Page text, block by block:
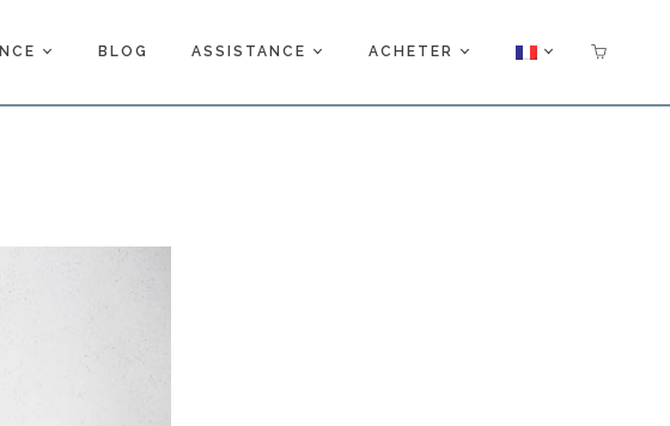
BLOG ASSISTANCE ACHETER